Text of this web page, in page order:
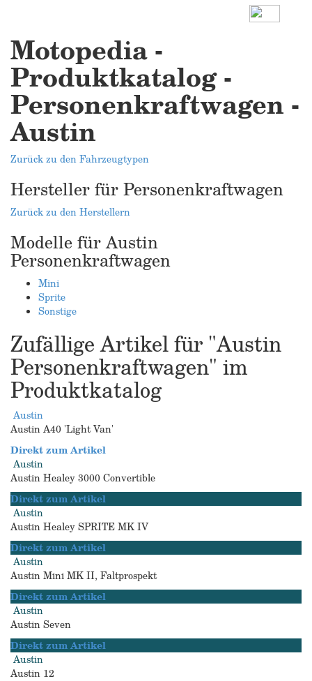
Motopedia -
Produktkatalog -
Personenkraftwagen -
Austin
Zurück zu den Fahrzeugtypen
Hersteller für Personenkraftwagen
Zurück zu den Herstellern
Modelle für Austin
Personenkraftwagen
Mini
Sprite
Sonstige
Zufällige Artikel für "Austin
Personenkraftwagen" im
Produktkatalog
Austin
Austin A40 'Light Van'
Direkt zum Artikel
Austin
Austin Healey 3000 Convertible
Direkt zum Artikel
Austin
Austin Healey SPRITE MK IV
Direkt zum Artikel
Austin
Austin Mini MK II, Faltprospekt
Direkt zum Artikel
Austin
Austin Seven
Direkt zum Artikel
Austin
Austin 12